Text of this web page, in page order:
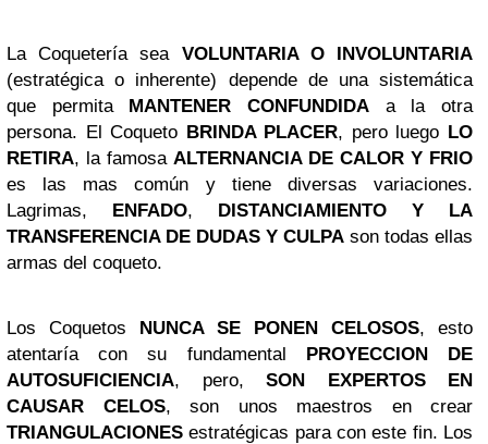
La Coquetería sea VOLUNTARIA O INVOLUNTARIA
(estratégica o inherente) depende de una sistemática
que permita MANTENER CONFUNDIDA a la otra
persona. El Coqueto BRINDA PLACER, pero luego LO
RETIRA, la famosa ALTERNANCIA DE CALOR Y FRIO
es las mas común y tiene diversas variaciones.
Lagrimas, ENFADO, DISTANCIAMIENTO Y LA
TRANSFERENCIA DE DUDAS Y CULPA son todas ellas
armas del coqueto.
Los Coquetos NUNCA SE PONEN CELOSOS, esto
atentaría con su fundamental PROYECCION DE
AUTOSUFICIENCIA, pero, SON EXPERTOS EN
CAUSAR CELOS, son unos maestros en crear
TRIANGULACIONES estratégicas para con este fin. Los